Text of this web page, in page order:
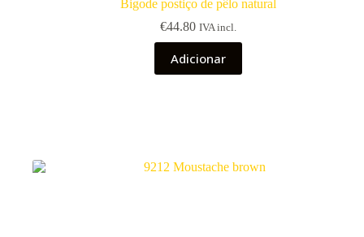
Bigode postiço de pêlo natural
€44.80 IVA incl.
Adicionar